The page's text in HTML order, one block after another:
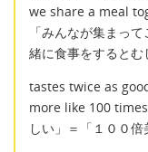
we share a meal
「みんなが集まっ
緒に食事をするとむ
tastes twice as
more like 100
しい」＝「１００倍